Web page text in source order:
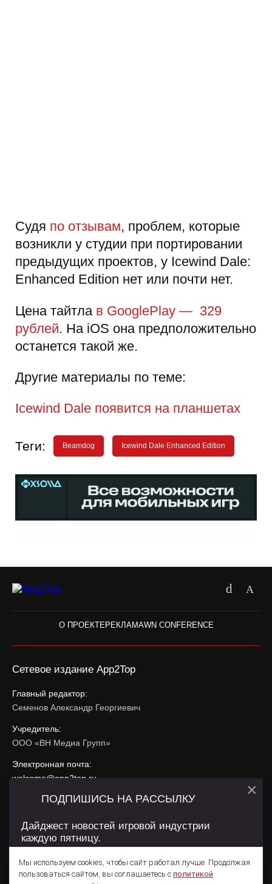
Судя по отзывам, проблем, которые
возникли у студии при портировании
предыдущих проектов, у Icewind Dale:
Enhanced Edition нет или почти нет.
Цена тайтла в GooglePlay — 329
рублей. На iOS она предположительно
останется такой же.
Другие материалы по теме:
Icewind Dale появится на планшетах
Теги: Beamdog Icewind Dale Enhanced Edition
О ПРОЕКТЕРЕКЛАМАWN CONFERENCE
Сетевое издание App2Top
Главный редактор:
Семенов Александр Георгиевич
Учредитель:
ООО «ВН Медиа Групп»
Электронная почта:
welcome@app2top.ru
При использовании материалов активная ссылка на
Сайт использует IP адреса, cookie, данные геолокации
использования содержатся вПолитике конфиденциальностии
Пользовательском соглашении .
Мы используем cookies, чтобы сайт работал лучше. Продолжая
пользоваться сайтом, вы соглашаетесь с политикой
ПОДПИШИСЬ НА РАССЫЛКУ
Дайджест новостей игровой индустрии
каждую пятницу.
×